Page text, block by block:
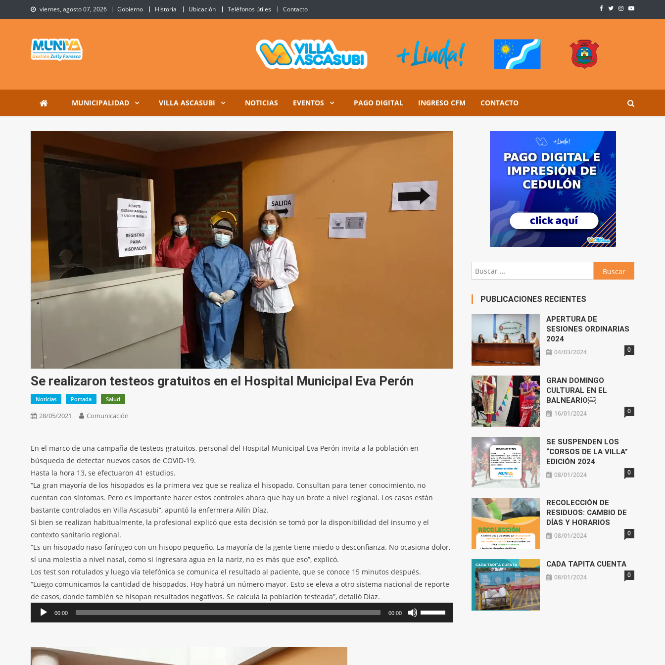
to
viernes, agosto 07, 2026 Gobierno Historia Ubicación Teléfonos útiles Contacto
Municipalidad de Villa Ascasubi
MUNICIPALIDAD VILLA ASCASUBI NOTICIAS EVENTOS PAGO DIGITAL INGRESO CFM CONTACTO
Se realizaron testeos gratuitos en el Hospital Municipal Eva Perón
Noticias Portada Salud
28/05/2021 Comunicación
En el marco de una campaña de testeos gratuitos, personal del Hospital Municipal Eva Perón invita a la población en
búsqueda de detectar nuevos casos de COVID-19.
Hasta la hora 13, se efectuaron 41 estudios.
“La gran mayoría de los hisopados es la primera vez que se realiza el hisopado. Consultan para tener conocimiento, no
cuentan con síntomas. Pero es importante hacer estos controles ahora que hay un brote a nivel regional. Los casos están
bastante controlados en Villa Ascasubi”, apuntó la enfermera Ailín Díaz.
Si bien se realizan habitualmente, la profesional explicó que esta decisión se tomó por la disponibilidad del insumo y el
contexto sanitario regional.
“Es un hisopado naso-faríngeo con un hisopo pequeño. La mayoría de la gente tiene miedo o desconfianza. No ocasiona dolor,
sí una molestia a nivel nasal, como si ingresara agua en la nariz, no es más que eso”, explicó.
Los test son rotulados y luego vía telefónica se comunica el resultado al paciente, que se conoce 15 minutos después.
“Luego comunicamos la cantidad de hisopados. Hoy habrá un número mayor. Esto se eleva a otro sistema nacional de reporte
de casos, donde también se hisopan resultados negativos. Se calcula la población testeada”, detalló Díaz.
Reproductor
de
00:00 00:00
las
Buscar:
PUBLICACIONES RECIENTES
APERTURA DE
SESIONES ORDINARIAS
2024
04/03/2024 0
GRAN DOMINGO
CULTURAL EN EL
BALNEARIO￼
16/01/2024 0
SE SUSPENDEN LOS
“CORSOS DE LA VILLA”
EDICIÓN 2024
08/01/2024 0
RECOLECCIÓN DE
RESIDUOS: CAMBIO DE
DÍAS Y HORARIOS
08/01/2024 0
CADA TAPITA CUENTA
08/01/2024 0